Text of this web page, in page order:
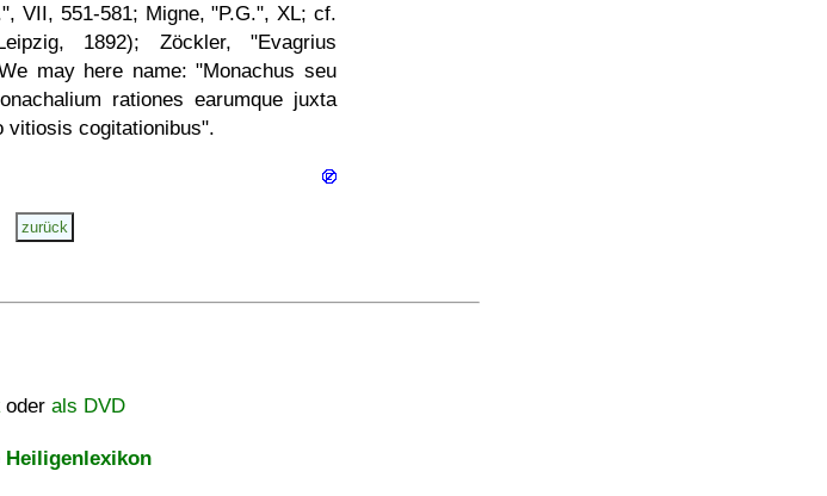
VII, 551-581; Migne, "P.G.", XL; cf.
1892); Zöckler, "Evagrius
may here name: "Monachus seu
rationes earumque juxta
vitiosis cogitationibus".
oder als DVD